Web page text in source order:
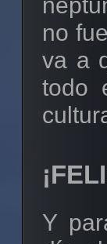
para
no
va a
todo
Y